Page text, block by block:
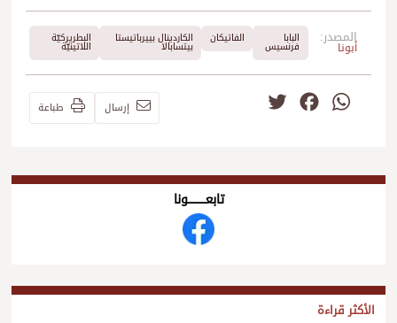
المصدر:
أبونا
البابا
فرنسيس
الفاتيكان الكاردينال بييرباتيستا
بيتسابالا
البطريركيّة
اللاتينيّة
WhatsApp
Facebook إرسال طباعة
تابعــــــــــونا
الأكثر قراءة